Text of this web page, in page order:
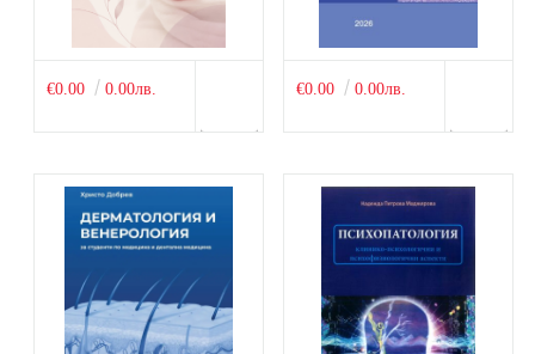
€0.00 0.00лв. €0.00 0.00лв.